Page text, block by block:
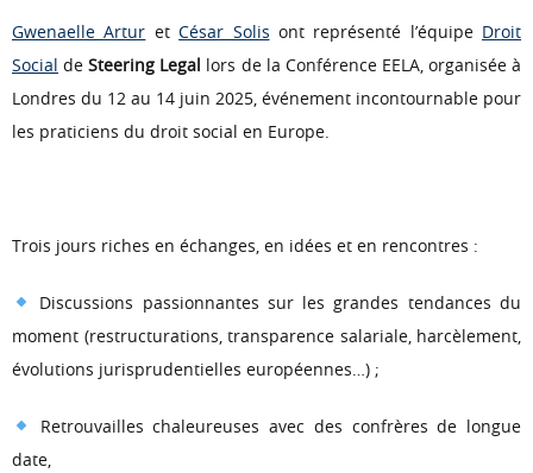
Gwenaelle Artur etCésar Solis ont représenté l’équipe Droit
Social deSteering Legal lors de la Conférence EELA, organisée à
Londres du 12 au 14 juin 2025, événement incontournable pour
les praticiens du droit social en Europe.
Trois jours riches en échanges, en idées et en rencontres :
Discussions passionnantes sur les grandes tendances du
moment (restructurations, transparence salariale, harcèlement,
évolutions jurisprudentielles européennes…) ;
Retrouvailles chaleureuses avec des confrères de longue
date,